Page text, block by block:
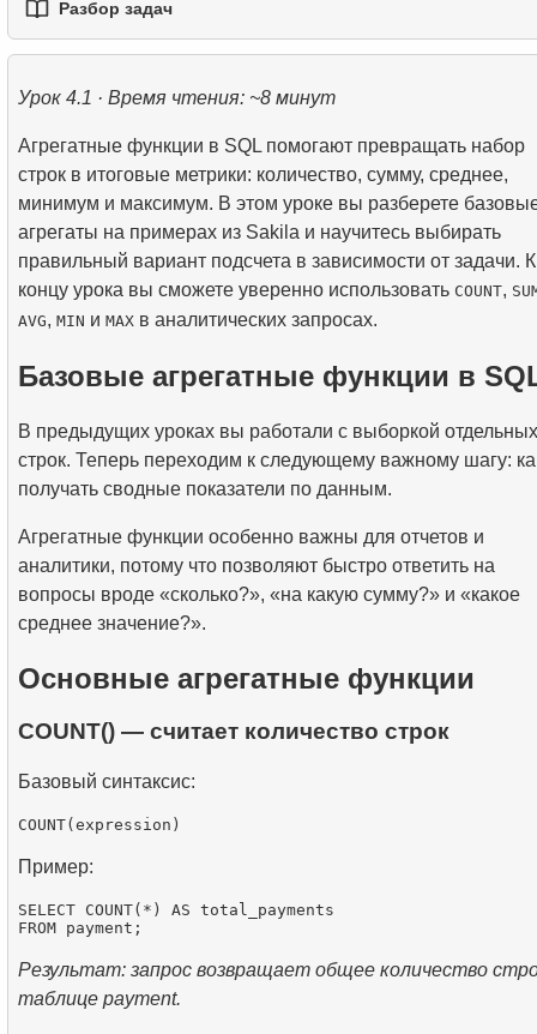
обеих таблиц
8. Практические сценарии и методы использования
JOIN
Алгоритмы JOIN
10.Операции над наборами данных
3.Временные таблицы
4.Представления (VIEW)
3.Понимание методов оптимизации запросов
5.Как работает B-tree индекс
4.Введение в SQL-индексы
1.Практическая обработка строк в SQL
времени для анализа данных
Разбор задач
1.Самый быстрый вариант перелета
Рассчитать среднюю заполняемость рейсов
Карта мест в самолете
Урок 4.1 · Время чтения: ~8 минут
Агрегатные функции в SQL помогают превращать набор
строк в итоговые метрики: количество, сумму, среднее,
минимум и максимум. В этом уроке вы разберете
агрегаты на примерах из Sakila и научитесь выбирать
правильный вариант подсчета в зависимости от задачи. К
концу урока вы сможете уверенно использовать COUNT,
AVG, MIN и MAX в аналитических запросах.
Базовые агрегатные функции в
В предыдущих уроках вы работали с выборкой отдельных
строк. Теперь переходим к следующему важному шагу:
получать сводные показатели по данным.
Агрегатные функции особенно важны для отчетов и
аналитики, потому что позволяют быстро ответить на
вопросы вроде «сколько?», «на какую сумму?» и «какое
среднее значение?».
Основные агрегатные функции
COUNT() — считает количество строк
Базовый синтаксис:
Пример:
SELECT COUNT(*) AS total_payments
Результат: запрос возвращает общее количество
таблице payment.